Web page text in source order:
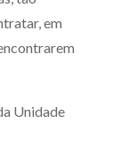
em
Unidade